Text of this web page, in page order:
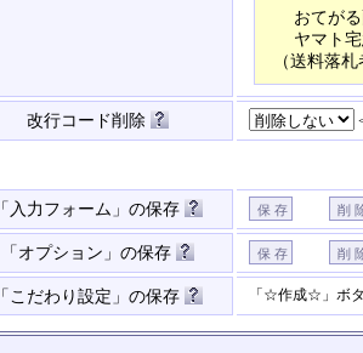
おてが
ヤマト
（送料落
改行コード削除
「入力フォーム」の保存
「オプション」の保存
「こだわり設定」の保存 「☆作成☆」ボ